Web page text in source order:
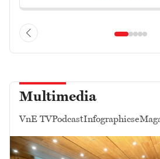
Multimedia
VnE TVPodcastInfographics